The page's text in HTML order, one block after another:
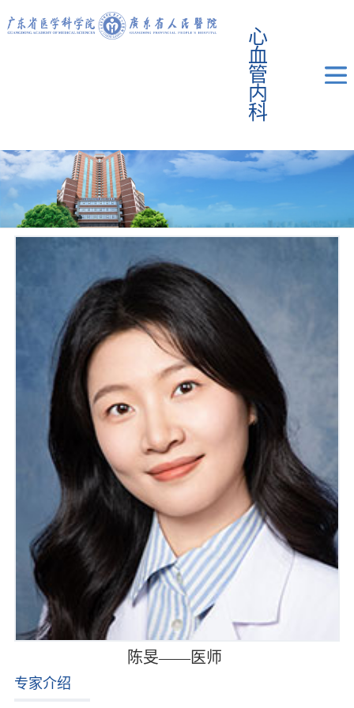
心
血
管
内
科
陈旻——医师
专家介绍